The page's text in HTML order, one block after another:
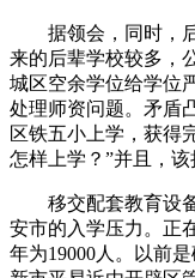
据领会，同时，后
来的后辈学校较多，
城区空余学位给学位
处理师资问题。矛盾
区铁五小上学，获得
怎样上学？”并且，该
移交配套教育设备
安市的入学压力。正
年为19000人。以前